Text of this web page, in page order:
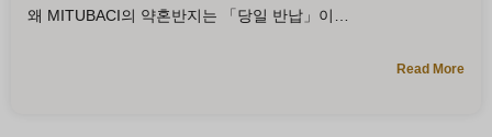
왜 MITUBACI의 약혼반지는 「당일 반납」이
Read More